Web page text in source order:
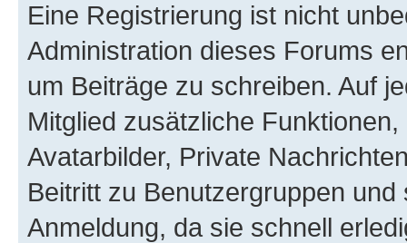
Eine Registrierung ist nicht
Administration dieses Forums
um Beiträge zu schreiben. Auf
Mitglied zusätzliche
Avatarbilder, Private
Beitritt zu Benutzergruppen
Anmeldung, da sie schnell